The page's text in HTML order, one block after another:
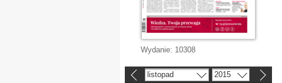
Wydanie: 10308
listopad 2015